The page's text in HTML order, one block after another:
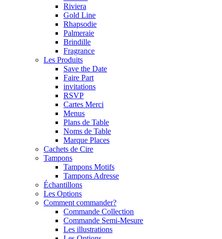
Riviera
Gold Line
Rhapsodie
Palmeraie
Brindille
Fragrance
Les Produits
Save the Date
Faire Part
invitations
RSVP
Cartes Merci
Menus
Plans de Table
Noms de Table
Marque Places
Cachets de Cire
Tampons
Tampons Motifs
Tampons Adresse
Échantillons
Les Options
Comment commander?
Commande Collection
Commande Semi-Mesure
Les illustrations